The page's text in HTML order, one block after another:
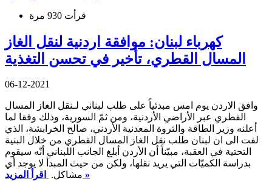
قرأت 930 مرة
كهرباء لبنان: موافقة اردنية لنقل الغاز
المسال القطري، تأخير في تحسن التغذية
06-12-2021
وافق الاردن يوم امس مبدئياً على طلب لبناني لـنقل الغاز المسال
القطري عبر الأراضي الأردنية، ومن ثمّ السورية، وذلك وفقا لما
أعلنه وزير الطاقة والثروة المعدنية الأردني، صالح الخرابشة، الذي
لفت الى ان لبنان طلب نقل الغاز المسال القطري من خلال البنية
التحتية في العقبة، مبيّناً أن الأردن أبلغ الجانب اللبناني أنّه سيقوم
بدراسة الكميّات التي يريد نقلها، ولكن من حيث المبدأ لا يوجد أي
مشاكل. اقرأ المزيد »